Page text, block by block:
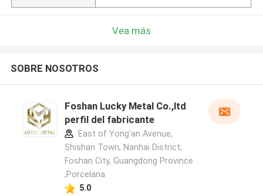
Vea más
SOBRE NOSOTROS
Foshan Lucky Metal Co.,ltd
perfil del fabricante
East of Yong'an Avenue,
Shishan Town, Nanhai District,
Foshan City, Guangdong Province
,Porcelana
5.0